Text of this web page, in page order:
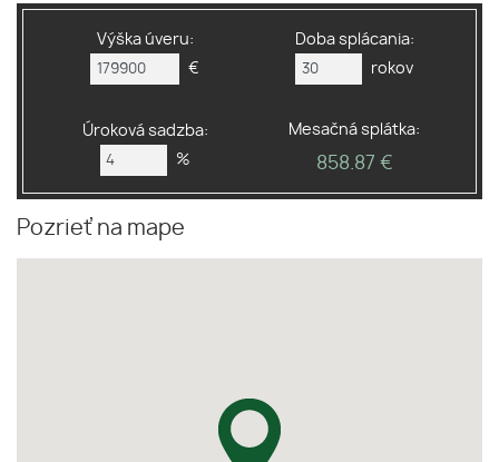
Výška úveru:
€
Doba splácania:
rokov
Úroková sadzba:
%
Mesačná splátka:
858.87 €
Pozrieť na mape